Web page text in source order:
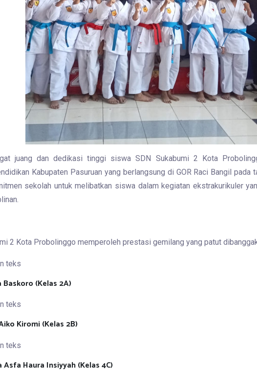
juang dan dedikasi tinggi siswa SDN Sukabumi 2 Kota
Kabupaten Pasuruan yang berlangsung di GOR Raci Bangil
sekolah untuk melibatkan siswa dalam kegiatan ekstrakurikuler
2 Kota Probolinggo memperoleh prestasi gemilang yang patut
Baskoro (Kelas 2A)
Kiromi (Kelas 2B)
Haura Insiyyah (Kelas 4C)